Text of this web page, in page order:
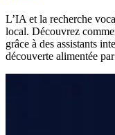
L’IA et la recherche
local. Découvrez
grâce à des assistants
découverte alimentée